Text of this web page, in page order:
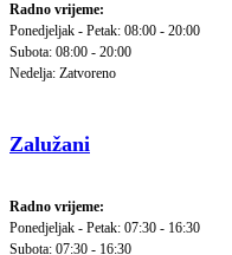
Radno vrijeme:
Ponedjeljak - Petak: 08:00 - 20:00
Subota: 08:00 - 20:00
Nedelja: Zatvoreno
Zalužani
Radno vrijeme:
Ponedjeljak - Petak: 07:30 - 16:30
Subota: 07:30 - 16:30